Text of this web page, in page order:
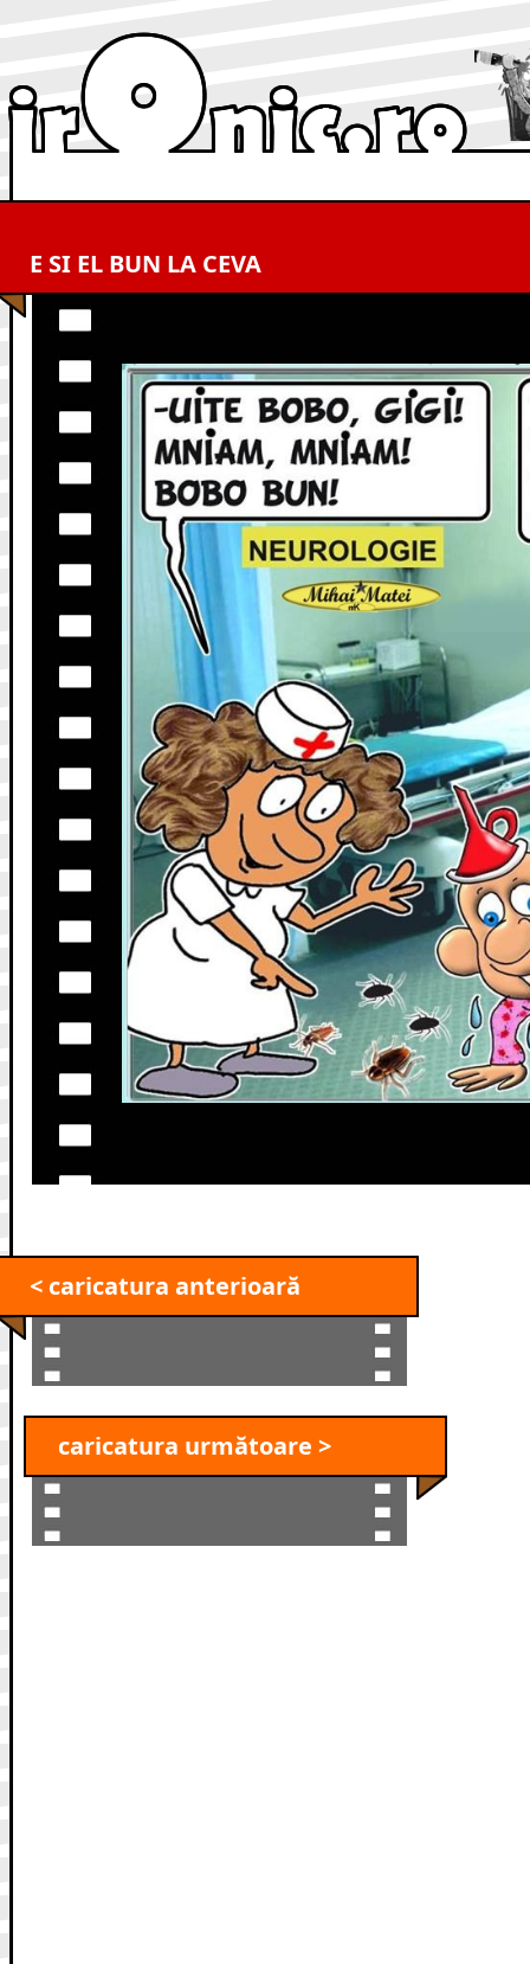
E SI EL BUN LA CEVA
< caricatura anterioară
caricatura următoare >